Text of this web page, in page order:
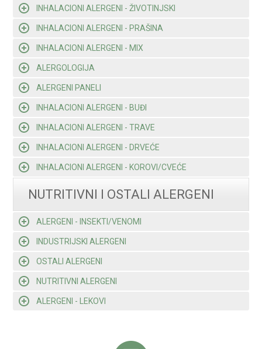
INHALACIONI ALERGENI - ŽIVOTINJSKI
INHALACIONI ALERGENI - PRAŠINA
INHALACIONI ALERGENI - MIX
ALERGOLOGIJA
ALERGENI PANELI
INHALACIONI ALERGENI - BUĐI
INHALACIONI ALERGENI - TRAVE
INHALACIONI ALERGENI - DRVEĆE
INHALACIONI ALERGENI - KOROVI/CVEĆE
NUTRITIVNI I OSTALI ALERGENI
ALERGENI - INSEKTI/VENOMI
INDUSTRIJSKI ALERGENI
OSTALI ALERGENI
NUTRITIVNI ALERGENI
ALERGENI - LEKOVI